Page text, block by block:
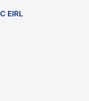
EIRL